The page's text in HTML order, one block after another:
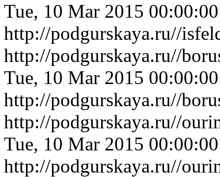
Tue, 10 Mar 2015
http://podgurskaya.ru//
http://podgurskaya.ru//
Tue, 10 Mar 2015
http://podgurskaya.ru//
http://podgurskaya.ru//
Tue, 10 Mar 2015
http://podgurskaya.ru//